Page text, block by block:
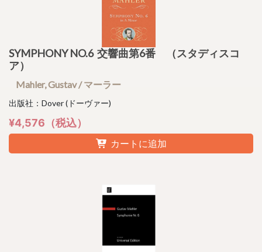
SYMPHONY NO.6 交響曲第6番 （スタディスコ
ア）
Mahler, Gustav / マーラー
出版社：Dover (ドーヴァー)
¥4,576（税込）
カートに追加